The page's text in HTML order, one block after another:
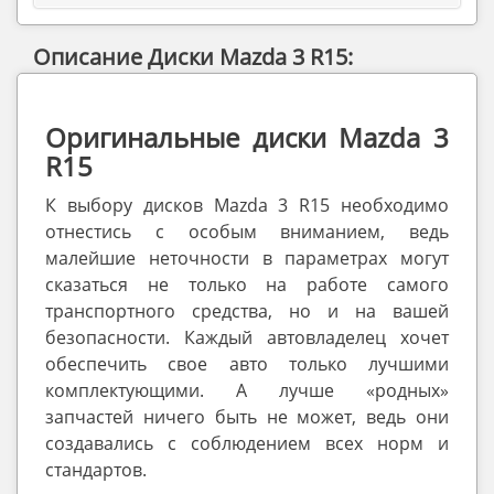
Описание Диски Mazda 3 R15:
Оригинальные диски Mazda 3
R15
К выбору дисков Mazda 3 R15 необходимо
отнестись с особым вниманием, ведь
малейшие неточности в параметрах могут
сказаться не только на работе самого
транспортного средства, но и на вашей
безопасности. Каждый автовладелец хочет
обеспечить свое авто только лучшими
комплектующими. А лучше «родных»
запчастей ничего быть не может, ведь они
создавались с соблюдением всех норм и
стандартов.